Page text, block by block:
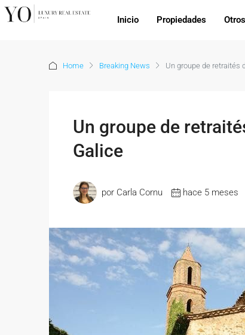
Inicio Propiedades Otros
Home Breaking News Un groupe de retraités
Un groupe de
Galice
por Carla Cornu hace 5 meses